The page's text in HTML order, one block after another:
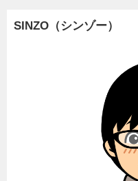
SINZO（シンゾー）